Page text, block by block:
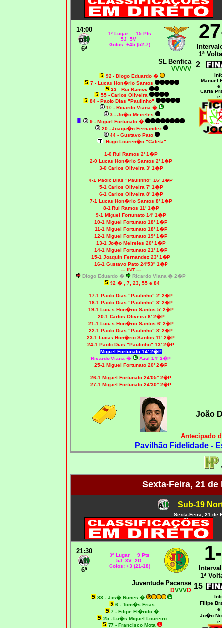
14:00
6ª
1º Lugar 15 Pts
5J 5V
Golos: +45 (52-7)
1ª
SL Benfica
VVVVV 2
92 - Diogo Eduardo�
7 - Lucas Hon�rio Santos
23 - Rui Ramos
55 - Carlos Oliveira
84 - Paolo Dias "Paulinho"
10 - Ricardo Viana �
3 - Jo�o Meireles
9 - Miguel Fortunato �
20 - Joaqu�n Fernandez
44 - Gustavo Pato
Hugo Louren�o "Caleta"
1-0 Rui Ramos 2' 1�P
2-0 Lucas Hon�rio Santos 2' 1�P
3-0 Carlos Oliveira 3' 1�P
4-1 Paolo Dias "Paulinho" 16' 1�P
5-1 Carlos Oliveira 7' 1�P
6-1 Carlos Oliveira 8' 1�P
7-1 Lucas Hon�rio Santos 8' 1�P
8-1 Rui Ramos 11' 1�P
9-1 Miguel Fortunato 14' 1�P
10-1 Miguel Fortunato 18' 1�P
11-1 Miguel Fortunato 18' 1�P
12-1 Miguel Fortunato 19' 1�P
13-1 Jo�o Meireles 20' 1�P
14-1 Miguel Fortunato 21' 1�P
15-1 Joaquin Fernandez 23' 1�P
16-1 Gustavo Pato 24'53'' 1�P
--- INT ---
Diogo Eduardo �
Ricardo Viana � 2�P
92 � , 7, 23, 55 e 84
17-1 Paolo Dias "Paulinho" 2' 2�P
18-1 Paolo Dias "Paulinho" 3' 2�P
19-1 Lucas Hon�rio Santos 5' 2�P
20-1 Carlos Oliveira 6' 2�P
21-1 Lucas Hon�rio Santos 6' 2�P
22-1 Paolo Dias "Paulinho" 8' 2�P
23-1 Lucas Hon�rio Santos 11' 2�P
24-1 Paolo Dias "Paulinho" 13' 2�P
Miguel Fortunato 14' 2�P
Ricardo Viana �
Azul 14' 2�P
25-1 Miguel Fortunato 20' 2�P
26-1 Miguel Fortunato 24'05'' 2�P
27-1 Miguel Fortunato 24'30'' 2�P
Manuel
e
Carla
e
João
Antecipado
Pavilhão Fidelidade -
Sexta-Feira, 21 de
Sub-19
Sexta-Feira, 21 de
21:30
6ª
3º Lugar 9 Pts
5J 3V 2D
Golos: +3 (21-18)
1ª
Juventude Pacense
DVVVD 15
83 - Jos� Nunes �
6 - Tom�s Frias
7 - Filipe Fl�rido �
25 - Lu�s Miguel Loureiro
77 - Francisco Mota
Filipe
e
Jo�o
e